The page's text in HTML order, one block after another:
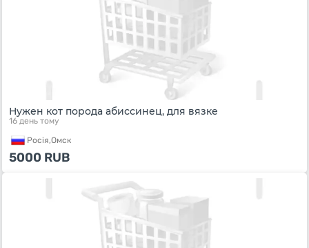
Нужен кот порода абиссинец, для вязке
16 день тому
Росiя,Омск
5000 RUB